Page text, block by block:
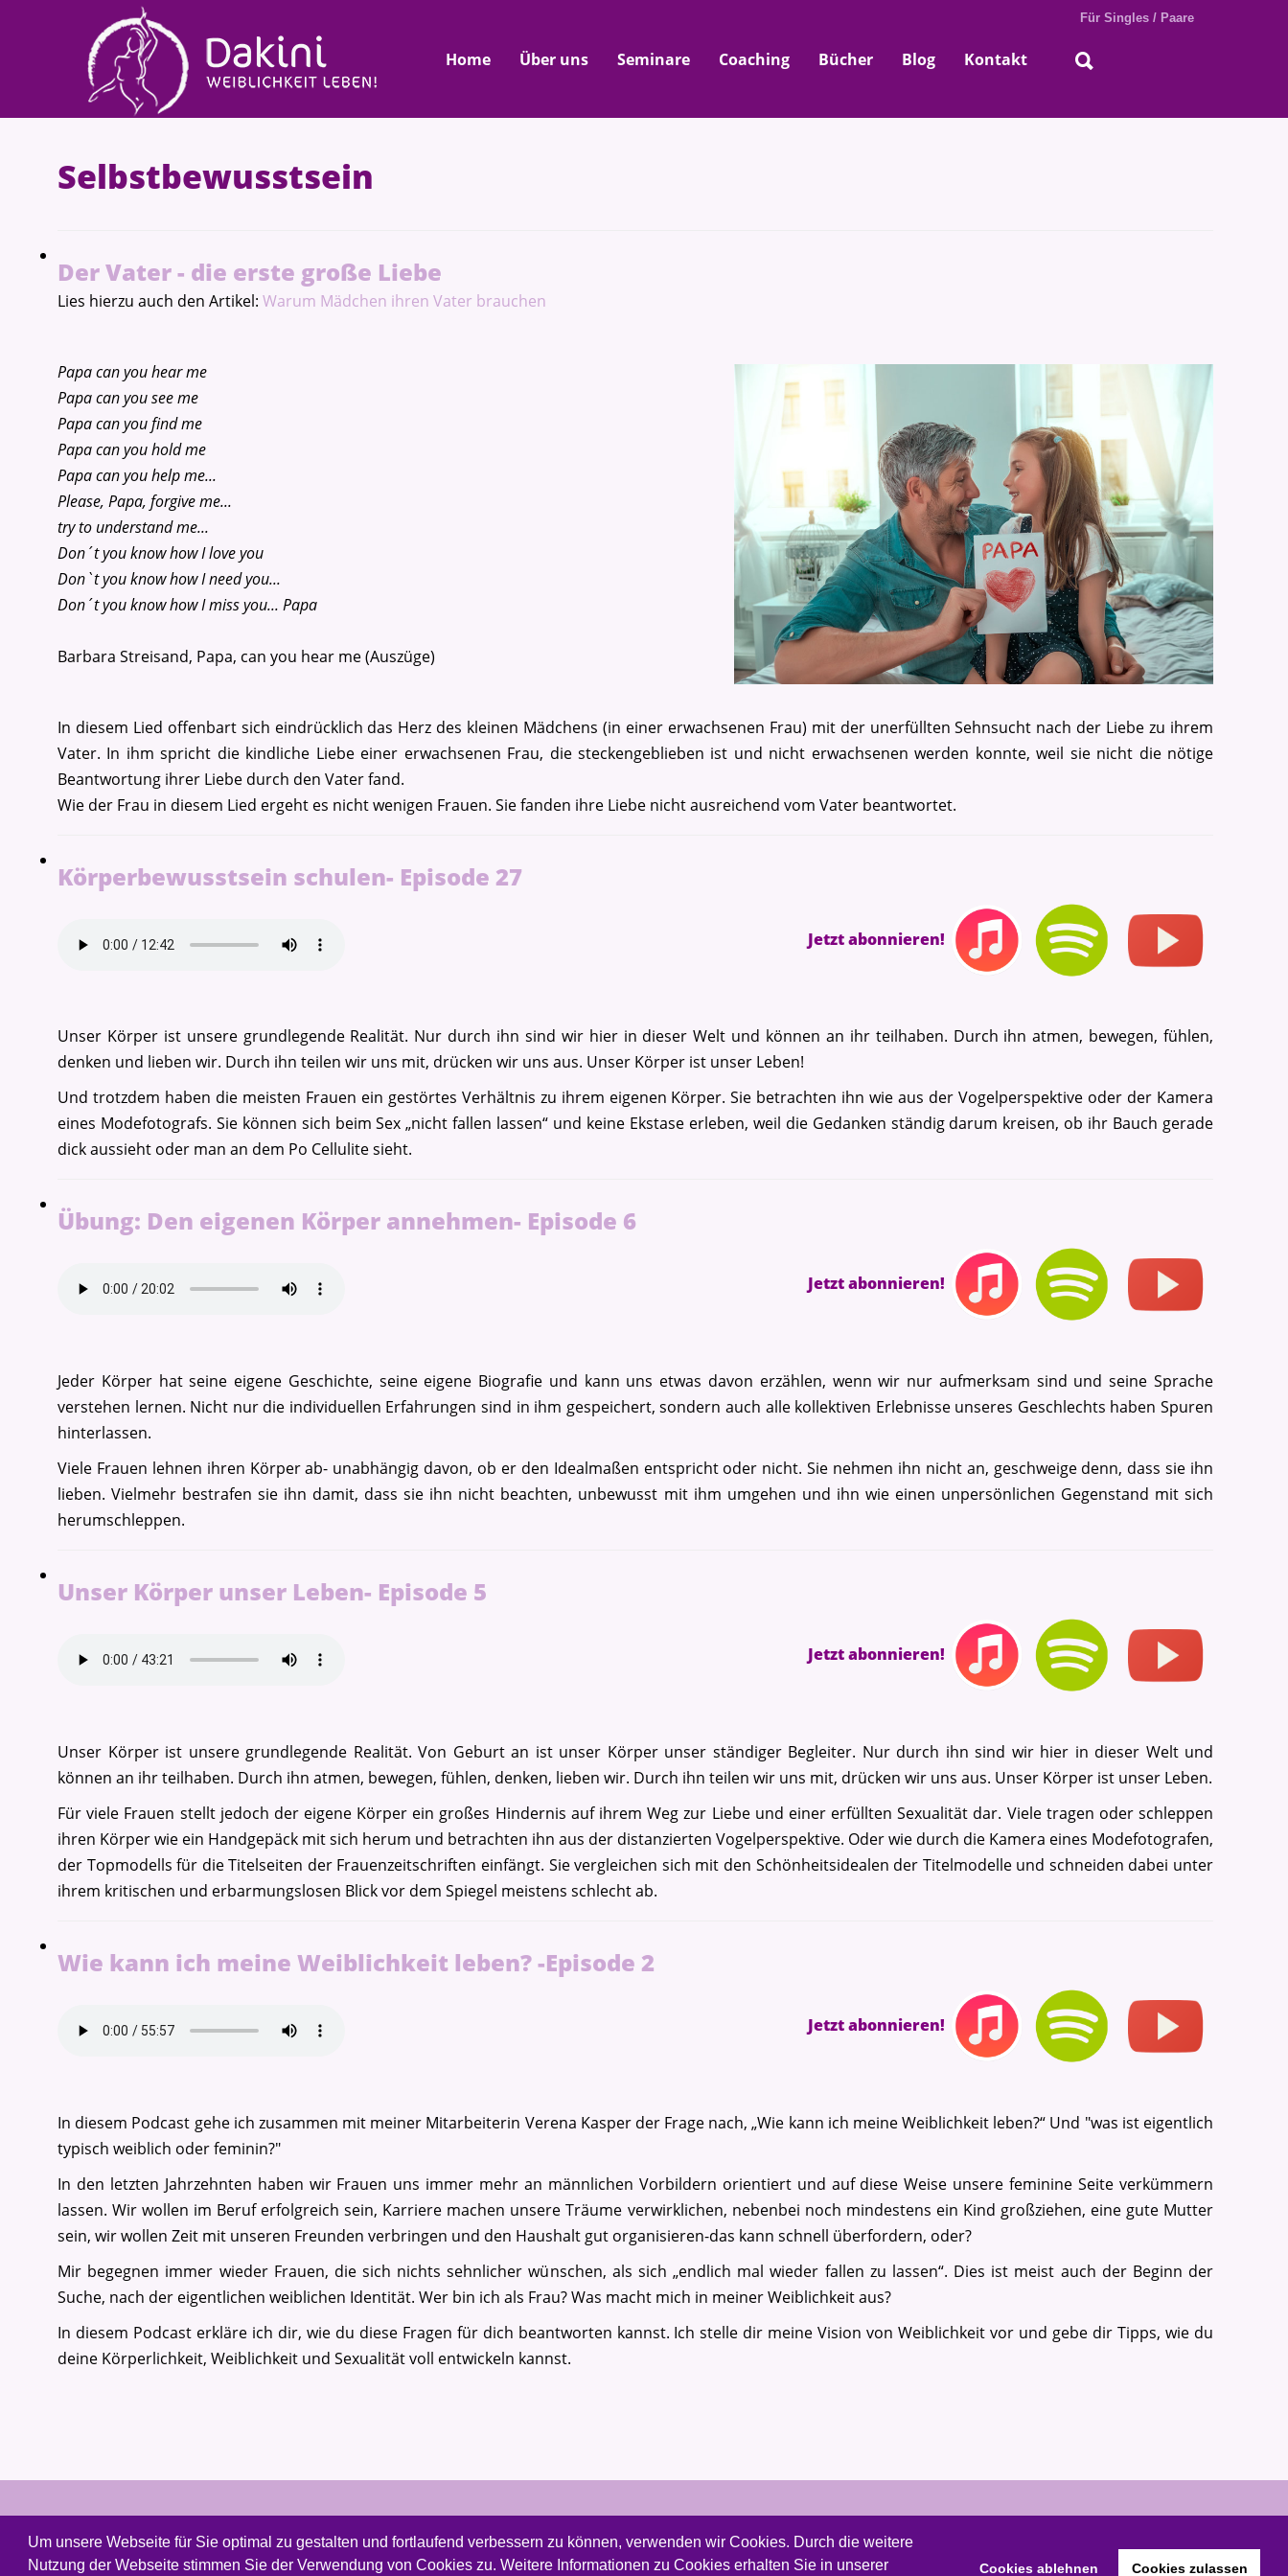
Um unsere Webseite für Sie optimal zu gestalten und fortlaufend verbessern zu können, verwenden wir Cookies. Durch die weitere
Nutzung der Webseite stimmen Sie der Verwendung von Cookies zu. Weitere Informationen zu Cookies erhalten Sie in unserer
Cookies ablehnen Cookies zulassen
Für Singles / Paare
Home Über uns Seminare Coaching Bücher Blog Kontakt
Selbstbewusstsein
Der Vater - die erste große Liebe
Lies hierzu auch den Artikel: Warum Mädchen ihren Vater brauchen
Papa can you hear me
Papa can you see me
Papa can you find me
Papa can you hold me
Papa can you help me...
Please, Papa, forgive me...
try to understand me...
Don´t you know how I love you
Don`t you know how I need you...
Don´t you know how I miss you... Papa
Barbara Streisand, Papa, can you hear me (Auszüge)
In diesem Lied offenbart sich eindrücklich das Herz des kleinen Mädchens (in einer erwachsenen Frau) mit der unerfüllten Sehnsucht nach der Liebe zu ihrem
Vater. In ihm spricht die kindliche Liebe einer erwachsenen Frau, die steckengeblieben ist und nicht erwachsenen werden konnte, weil sie nicht die nötige
Beantwortung ihrer Liebe durch den Vater fand.
Wie der Frau in diesem Lied ergeht es nicht wenigen Frauen. Sie fanden ihre Liebe nicht ausreichend vom Vater beantwortet.
Körperbewusstsein schulen- Episode 27
Jetzt abonnieren!
Unser Körper ist unsere grundlegende Realität. Nur durch ihn sind wir hier in dieser Welt und können an ihr teilhaben. Durch ihn atmen, bewegen, fühlen,
denken und lieben wir. Durch ihn teilen wir uns mit, drücken wir uns aus. Unser Körper ist unser Leben!
Und trotzdem haben die meisten Frauen ein gestörtes Verhältnis zu ihrem eigenen Körper. Sie betrachten ihn wie aus der Vogelperspektive oder der Kamera
eines Modefotografs. Sie können sich beim Sex „nicht fallen lassen“ und keine Ekstase erleben, weil die Gedanken ständig darum kreisen, ob ihr Bauch gerade
dick aussieht oder man an dem Po Cellulite sieht.
Übung: Den eigenen Körper annehmen- Episode 6
Jetzt abonnieren!
Jeder Körper hat seine eigene Geschichte, seine eigene Biografie und kann uns etwas davon erzählen, wenn wir nur aufmerksam sind und seine Sprache
verstehen lernen. Nicht nur die individuellen Erfahrungen sind in ihm gespeichert, sondern auch alle kollektiven Erlebnisse unseres Geschlechts haben Spuren
hinterlassen.
Viele Frauen lehnen ihren Körper ab- unabhängig davon, ob er den Idealmaßen entspricht oder nicht. Sie nehmen ihn nicht an, geschweige denn, dass sie ihn
lieben. Vielmehr bestrafen sie ihn damit, dass sie ihn nicht beachten, unbewusst mit ihm umgehen und ihn wie einen unpersönlichen Gegenstand mit sich
herumschleppen.
Unser Körper unser Leben- Episode 5
Jetzt abonnieren!
Unser Körper ist unsere grundlegende Realität. Von Geburt an ist unser Körper unser ständiger Begleiter. Nur durch ihn sind wir hier in dieser Welt und
können an ihr teilhaben. Durch ihn atmen, bewegen, fühlen, denken, lieben wir. Durch ihn teilen wir uns mit, drücken wir uns aus. Unser Körper ist unser Leben.
Für viele Frauen stellt jedoch der eigene Körper ein großes Hindernis auf ihrem Weg zur Liebe und einer erfüllten Sexualität dar. Viele tragen oder schleppen
ihren Körper wie ein Handgepäck mit sich herum und betrachten ihn aus der distanzierten Vogelperspektive. Oder wie durch die Kamera eines Modefotografen,
der Topmodells für die Titelseiten der Frauenzeitschriften einfängt. Sie vergleichen sich mit den Schönheitsidealen der Titelmodelle und schneiden dabei unter
ihrem kritischen und erbarmungslosen Blick vor dem Spiegel meistens schlecht ab.
Wie kann ich meine Weiblichkeit leben? -Episode 2
Jetzt abonnieren!
In diesem Podcast gehe ich zusammen mit meiner Mitarbeiterin Verena Kasper der Frage nach, „Wie kann ich meine Weiblichkeit leben?“ Und "was ist eigentlich
typisch weiblich oder feminin?"
In den letzten Jahrzehnten haben wir Frauen uns immer mehr an männlichen Vorbildern orientiert und auf diese Weise unsere feminine Seite verkümmern
lassen. Wir wollen im Beruf erfolgreich sein, Karriere machen unsere Träume verwirklichen, nebenbei noch mindestens ein Kind großziehen, eine gute Mutter
sein, wir wollen Zeit mit unseren Freunden verbringen und den Haushalt gut organisieren-das kann schnell überfordern, oder?
Mir begegnen immer wieder Frauen, die sich nichts sehnlicher wünschen, als sich „endlich mal wieder fallen zu lassen“. Dies ist meist auch der Beginn der
Suche, nach der eigentlichen weiblichen Identität. Wer bin ich als Frau? Was macht mich in meiner Weiblichkeit aus?
In diesem Podcast erkläre ich dir, wie du diese Fragen für dich beantworten kannst. Ich stelle dir meine Vision von Weiblichkeit vor und gebe dir Tipps, wie du
deine Körperlichkeit, Weiblichkeit und Sexualität voll entwickeln kannst.
Copyright © 2026. Weiblichkeit leben. Termine & Buchung Kontakt Newsletter Datenschutz Impressum